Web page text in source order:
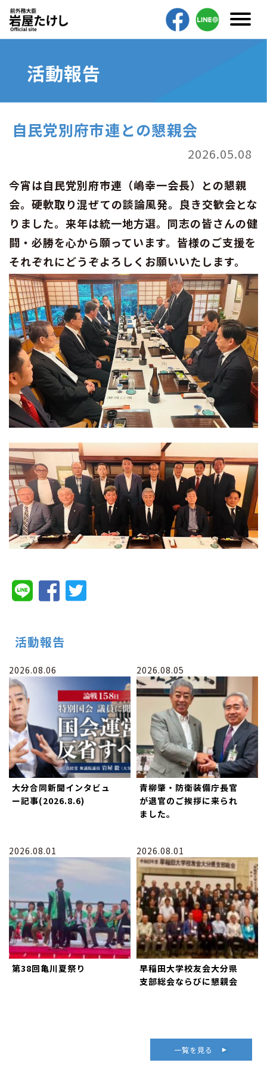
活動報告
自民党別府市連との懇親会
2026.05.08
今宵は自民党別府市連（嶋幸一会長）との懇親
会。硬軟取り混ぜての談論風発。良き交歓会とな
りました。来年は統一地方選。同志の皆さんの健
闘・必勝を心から願っています。皆様のご支援を
それぞれにどうぞよろしくお願いいたします。
活動報告
2026.08.06
大分合同新聞インタビュ
ー記事(2026.8.6)
2026.08.05
青柳肇・防衛装備庁長官
が退官のご挨拶に来られ
ました。
2026.08.01
第38回亀川夏祭り
2026.08.01
早稲田大学校友会大分県
支部総会ならびに懇親会
一覧を見る